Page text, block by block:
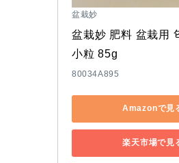
盆栽妙
盆栽妙 肥料 盆栽用
小粒 85g
80034A895
Amazonで見
楽天市場で見